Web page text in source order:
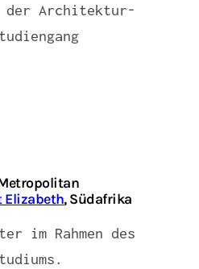
Architektur-
Elizabeth, Südafrika
im Rahmen des